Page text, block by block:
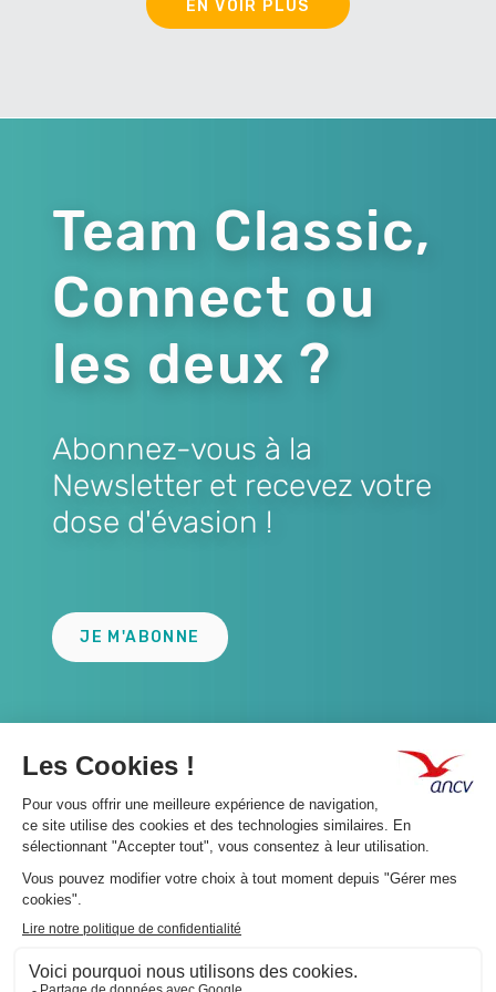
EN VOIR PLUS
Team Classic,
Connect ou
les deux ?
Abonnez-vous à la
Newsletter et recevez votre
dose d'évasion !
JE M'ABONNE
A propos 👇
Suivez-nous 👇